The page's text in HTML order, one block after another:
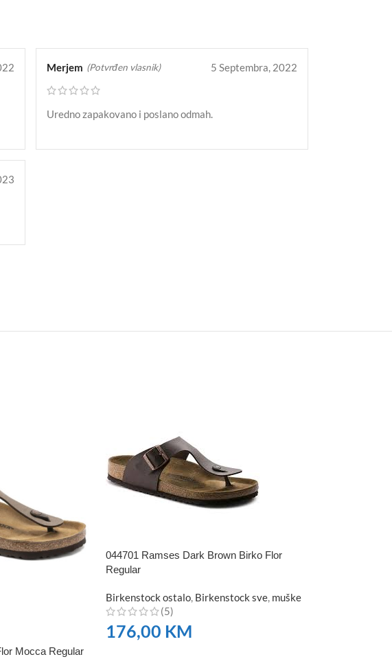
Merjem (Potvrđen vlasnik) 5 Septembra, 2022
Uredno zapakovano i poslano odmah.
Mocca Regular
044701 Ramses Dark Brown Birko Flor
Regular
Birkenstock ostalo, Birkenstock sve, muške
(5)
176,00 KM